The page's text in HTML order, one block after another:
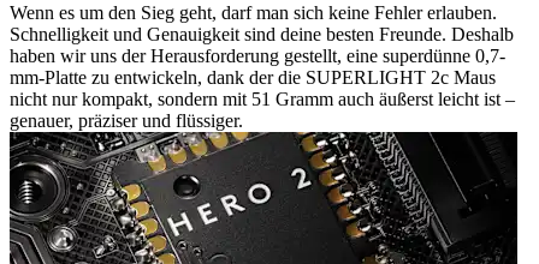
Wenn es um den Sieg geht, darf man sich keine Fehler erlauben.
Schnelligkeit und Genauigkeit sind deine besten Freunde. Deshalb
haben wir uns der Herausforderung gestellt, eine superdünne 0,7-
mm-Platte zu entwickeln, dank der die SUPERLIGHT 2c Maus
nicht nur kompakt, sondern mit 51 Gramm auch äußerst leicht ist –
genauer, präziser und flüssiger.